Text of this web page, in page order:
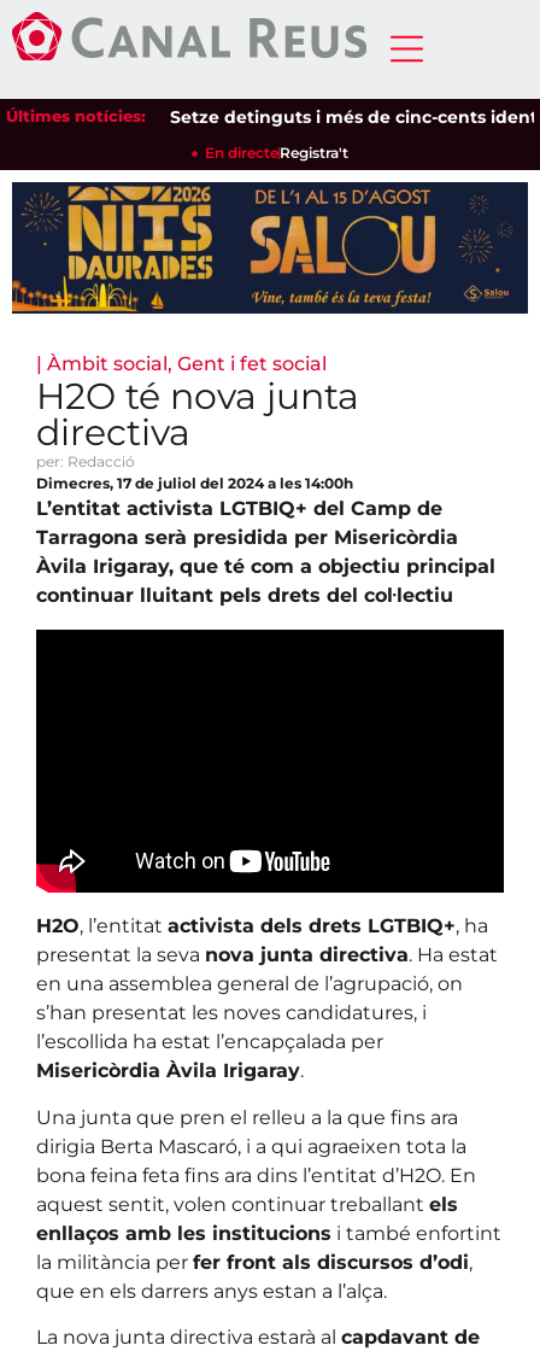
Últimes notícies:Setze detinguts i més de cinc-cents
En directeRegistra't
| Àmbit social, Gent i fet social
H2O té nova junta
directiva
per: Redacció
Dimecres, 17 de juliol del 2024 a les 14:00h
L’entitat activista LGTBIQ+ del Camp de
Tarragona serà presidida per Misericòrdia
Àvila Irigaray, que té com a objectiu principal
continuar lluitant pels drets del col·lectiu
H2O, l’entitat activista dels drets LGTBIQ+, ha
presentat la seva nova junta directiva. Ha estat
en una assemblea general de l’agrupació, on
s’han presentat les noves candidatures, i
l’escollida ha estat l’encapçalada per
Misericòrdia Àvila Irigaray.
Una junta que pren el relleu a la que fins ara
dirigia Berta Mascaró, i a qui agraeixen tota la
bona feina feta fins ara dins l’entitat d’H2O. En
aquest sentit, volen continuar treballant els
enllaços amb les institucions i també enfortint
la militància per fer front als discursos d’odi,
que en els darrers anys estan a l’alça.
La nova junta directiva estarà al capdavant de